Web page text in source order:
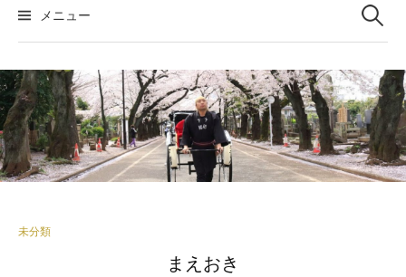
メニュー 検
索:
未分類
まえおき